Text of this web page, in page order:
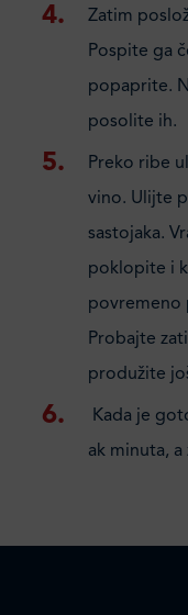
Zatim
Pospite ga
popaprite.
posolite ih.
Preko ribe
vino. Ulijte
sastojaka.
poklopite i
povremeno
Probajte
produžite
Kada je
ak minuta,